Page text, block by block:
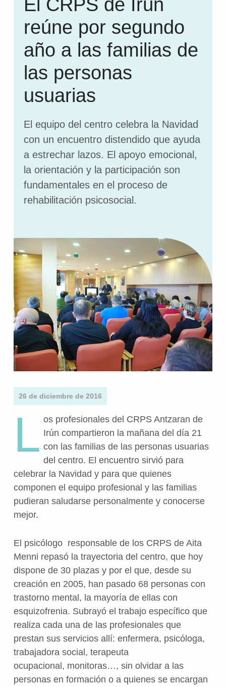
El CRPS de Irún
reúne por segundo
año a las familias de
las personas
usuarias
El equipo del centro celebra la Navidad
con un encuentro distendido que ayuda
a estrechar lazos. El apoyo emocional,
la orientación y la participación son
fundamentales en el proceso de
rehabilitación psicosocial.
26 de diciembre de 2016
L os profesionales del CRPS Antzaran de
Irún compartieron la mañana del día 21
con las familias de las personas usuarias
del centro. El encuentro sirvió para
celebrar la Navidad y para que quienes
componen el equipo profesional y las familias
pudieran saludarse personalmente y conocerse
mejor.
El psicólogo responsable de los CRPS de Aita
Menni repasó la trayectoria del centro, que hoy
dispone de 30 plazas y por el que, desde su
creación en 2005, han pasado 68 personas con
trastorno mental, la mayoría de ellas con
esquizofrenia. Subrayó el trabajo específico que
realiza cada una de las profesionales que
prestan sus servicios allí: enfermera, psicóloga,
trabajadora social, terapeuta
ocupacional, monitoras…, sin olvidar a las
personas en formación o a quienes se encargan